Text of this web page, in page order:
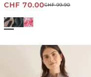
CHF 70.00CHF99.90